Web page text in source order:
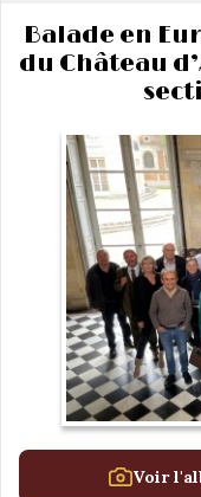
Balade en
du Château
Voir